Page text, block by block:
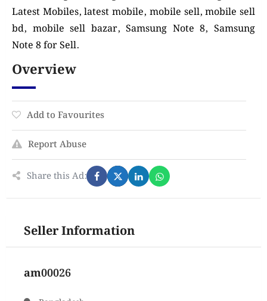
Latest Mobiles, latest mobile, mobile sell, mobile sell
bd, mobile sell bazar, Samsung Note 8, Samsung
Note 8 for Sell.
Overview
Add to Favourites
Report Abuse
Share this Ad:
Seller Information
am00026